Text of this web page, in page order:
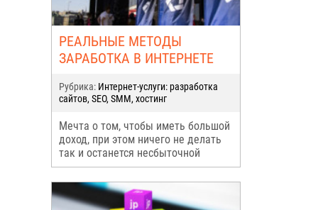
РЕАЛЬНЫЕ МЕТОДЫ
ЗАРАБОТКА В ИНТЕРНЕТЕ
Рубрика: Интернет-услуги: разработка
сайтов, SEO, SMM, хостинг
Мечта о том, чтобы иметь большой
доход, при этом ничего не делать
так и останется несбыточной